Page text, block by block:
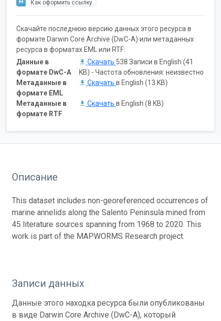
Как оформить ссылку
Скачайте последнюю версию данных этого ресурса в
формате Darwin Core Archive (DwC-A) или метаданных
ресурса в форматах EML или RTF:
Данные в
формате DwC-A
Скачать 538 Записи в English (41
KB) - Частота обновления: неизвестно
Метаданные в
формате EML
Скачать в English (13 KB)
Метаданные в
формате RTF
Скачать в English (8 KB)
Описание
This dataset includes non-georeferenced occurrences of
marine annelids along the Salento Peninsula mined from
45 literature sources spanning from 1968 to 2020. This
work is part of the MAPWORMS Research project.
Записи данных
Данные этого находка ресурса были опубликованы
в виде Darwin Core Archive (DwC-A), который